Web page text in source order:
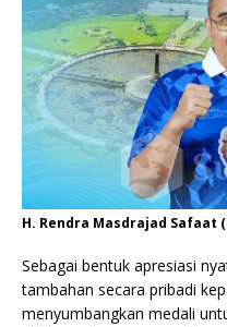
H. Rendra Masdrajad Safaat
Sebagai bentuk apresiasi
tambahan secara pribadi
menyumbangkan medali